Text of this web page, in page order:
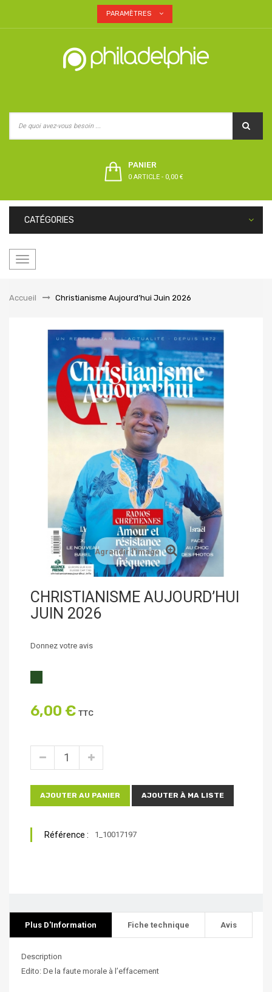
PARAMÈTRES
PANIER
0 ARTICLE - 0,00 €
CATÉGORIES
Basculer
Accueil
&gt;Christianisme Aujourd’hui Juin 2026
Agrandir l'image
CHRISTIANISME AUJOURD’HUI
JUIN 2026
Donnez votre avis
6,00 € TTC
AJOUTER AU PANIER AJOUTER À MA LISTE
Référence : 1_10017197
Plus D'Information Fiche technique Avis
Description
Edito: De la faute morale à l’effacement